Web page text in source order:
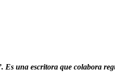
una escritora que colabora